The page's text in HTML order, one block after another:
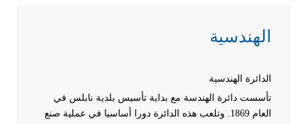
الهندسية
الدائرة الهندسية
تأسست دائرة الهندسة مع بداية تأسيس بلدية نابلس في
العام 1869. وتلعب هذه الدائرة دورا أساسيا في عملية صنع